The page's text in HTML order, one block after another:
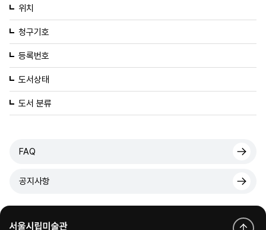
위치
청구기호
등록번호
도서상태
도서 분류
FAQ
공지사항